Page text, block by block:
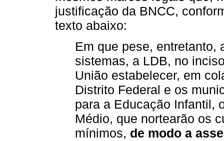
justificação da BNCC,
texto abaixo:
Em que pese, entretanto,
sistemas, a LDB, no
União estabelecer, em
Distrito Federal e os
para a Educação Infantil,
Médio, que nortearão os
mínimos, de modo a